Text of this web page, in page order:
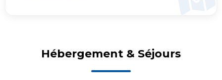
Hébergement & Séjours